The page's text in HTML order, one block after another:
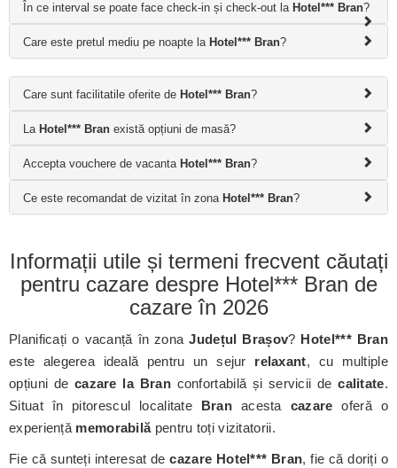
În ce interval se poate face check-in și check-out la Hotel*** Bran?
Care este pretul mediu pe noapte la Hotel*** Bran?
Care sunt facilitatile oferite de Hotel*** Bran?
La Hotel*** Bran există opțiuni de masă?
Accepta vouchere de vacanta Hotel*** Bran?
Ce este recomandat de vizitat în zona Hotel*** Bran?
Informații utile și termeni frecvent căutați
pentru cazare despre Hotel*** Bran de
cazare în 2026
Planificați o vacanță în zonaJudețul Brașov? Hotel*** Bran
este alegerea ideală pentru un sejur relaxant, cu multiple
opțiuni de cazare la Branconfortabilă și servicii decalitate.
Situat în pitorescul localitate Bran acesta cazare oferă o
experiență memorabilăpentru toți vizitatorii.
Fie că sunteți interesat decazare Hotel*** Bran, fie că doriți o